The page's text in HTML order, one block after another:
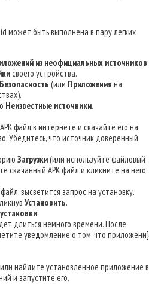
может быть выполнена в пару легких
из неофициальных источников:
своего устройства.
Безопасность (или Приложения на
Неизвестные источники.
файл в интернете и скачайте его на
Убедитесь, что источник доверенный.
Загрузки(или используйте файловый
скачанный APK файл и кликните на него.
высветится запрос на установку.
Установить.
:
длиться немного времени. После
уведомление о том, что приложени}
или найдите установленное приложение в
и запустите его.